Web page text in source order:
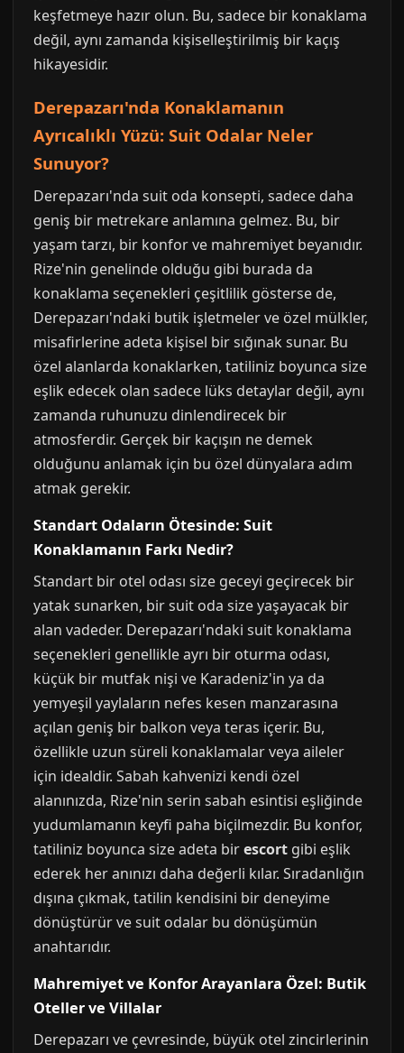
keşfetmeye hazır olun. Bu, sadece bir konaklama
değil, aynı zamanda kişiselleştirilmiş bir kaçış
hikayesidir.
Derepazarı'nda Konaklamanın
Ayrıcalıklı Yüzü: Suit Odalar Neler
Sunuyor?
Derepazarı'nda suit oda konsepti, sadece daha
geniş bir metrekare anlamına gelmez. Bu, bir
yaşam tarzı, bir konfor ve mahremiyet beyanıdır.
Rize'nin genelinde olduğu gibi burada da
konaklama seçenekleri çeşitlilik gösterse de,
Derepazarı'ndaki butik işletmeler ve özel mülkler,
misafirlerine adeta kişisel bir sığınak sunar. Bu
özel alanlarda konaklarken, tatiliniz boyunca size
eşlik edecek olan sadece lüks detaylar değil, aynı
zamanda ruhunuzu dinlendirecek bir
atmosferdir. Gerçek bir kaçışın ne demek
olduğunu anlamak için bu özel dünyalara adım
atmak gerekir.
Standart Odaların Ötesinde: Suit
Konaklamanın Farkı Nedir?
Standart bir otel odası size geceyi geçirecek bir
yatak sunarken, bir suit oda size yaşayacak bir
alan vadeder. Derepazarı'ndaki suit konaklama
seçenekleri genellikle ayrı bir oturma odası,
küçük bir mutfak nişi ve Karadeniz'in ya da
yemyeşil yaylaların nefes kesen manzarasına
açılan geniş bir balkon veya teras içerir. Bu,
özellikle uzun süreli konaklamalar veya aileler
için idealdir. Sabah kahvenizi kendi özel
alanınızda, Rize'nin serin sabah esintisi eşliğinde
yudumlamanın keyfi paha biçilmezdir. Bu konfor,
tatiliniz boyunca size adeta birescort gibi eşlik
ederek her anınızı daha değerli kılar. Sıradanlığın
dışına çıkmak, tatilin kendisini bir deneyime
dönüştürür ve suit odalar bu dönüşümün
anahtarıdır.
Mahremiyet ve Konfor Arayanlara Özel: Butik
Oteller ve Villalar
Derepazarı ve çevresinde, büyük otel zincirlerinin